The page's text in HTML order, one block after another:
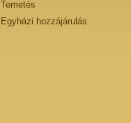
Temetés
Egyházi hozzájárulás